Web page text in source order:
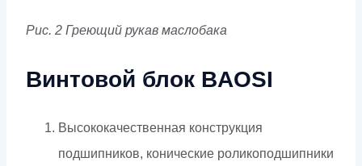
Рис. 2 Греющий рукав маслобака
Винтовой блок BAOSI
Высококачественная конструкция
подшипников, конические роликоподшипники